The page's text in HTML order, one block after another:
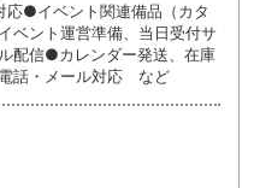
●イベント関連備品（カタ
ベント運営準備、当日受付サ
配信●カレンダー発送、在庫
話・メール対応 など